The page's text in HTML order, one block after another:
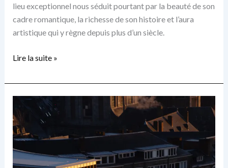
lieu exceptionnel nous séduit pourtant par la beauté de son
cadre romantique, la richesse de son histoire et l’aura
artistique qui y règne depuis plus d’un siècle.
Le
de
Thozée
joyau
caché
sur
les
Lire la suite »